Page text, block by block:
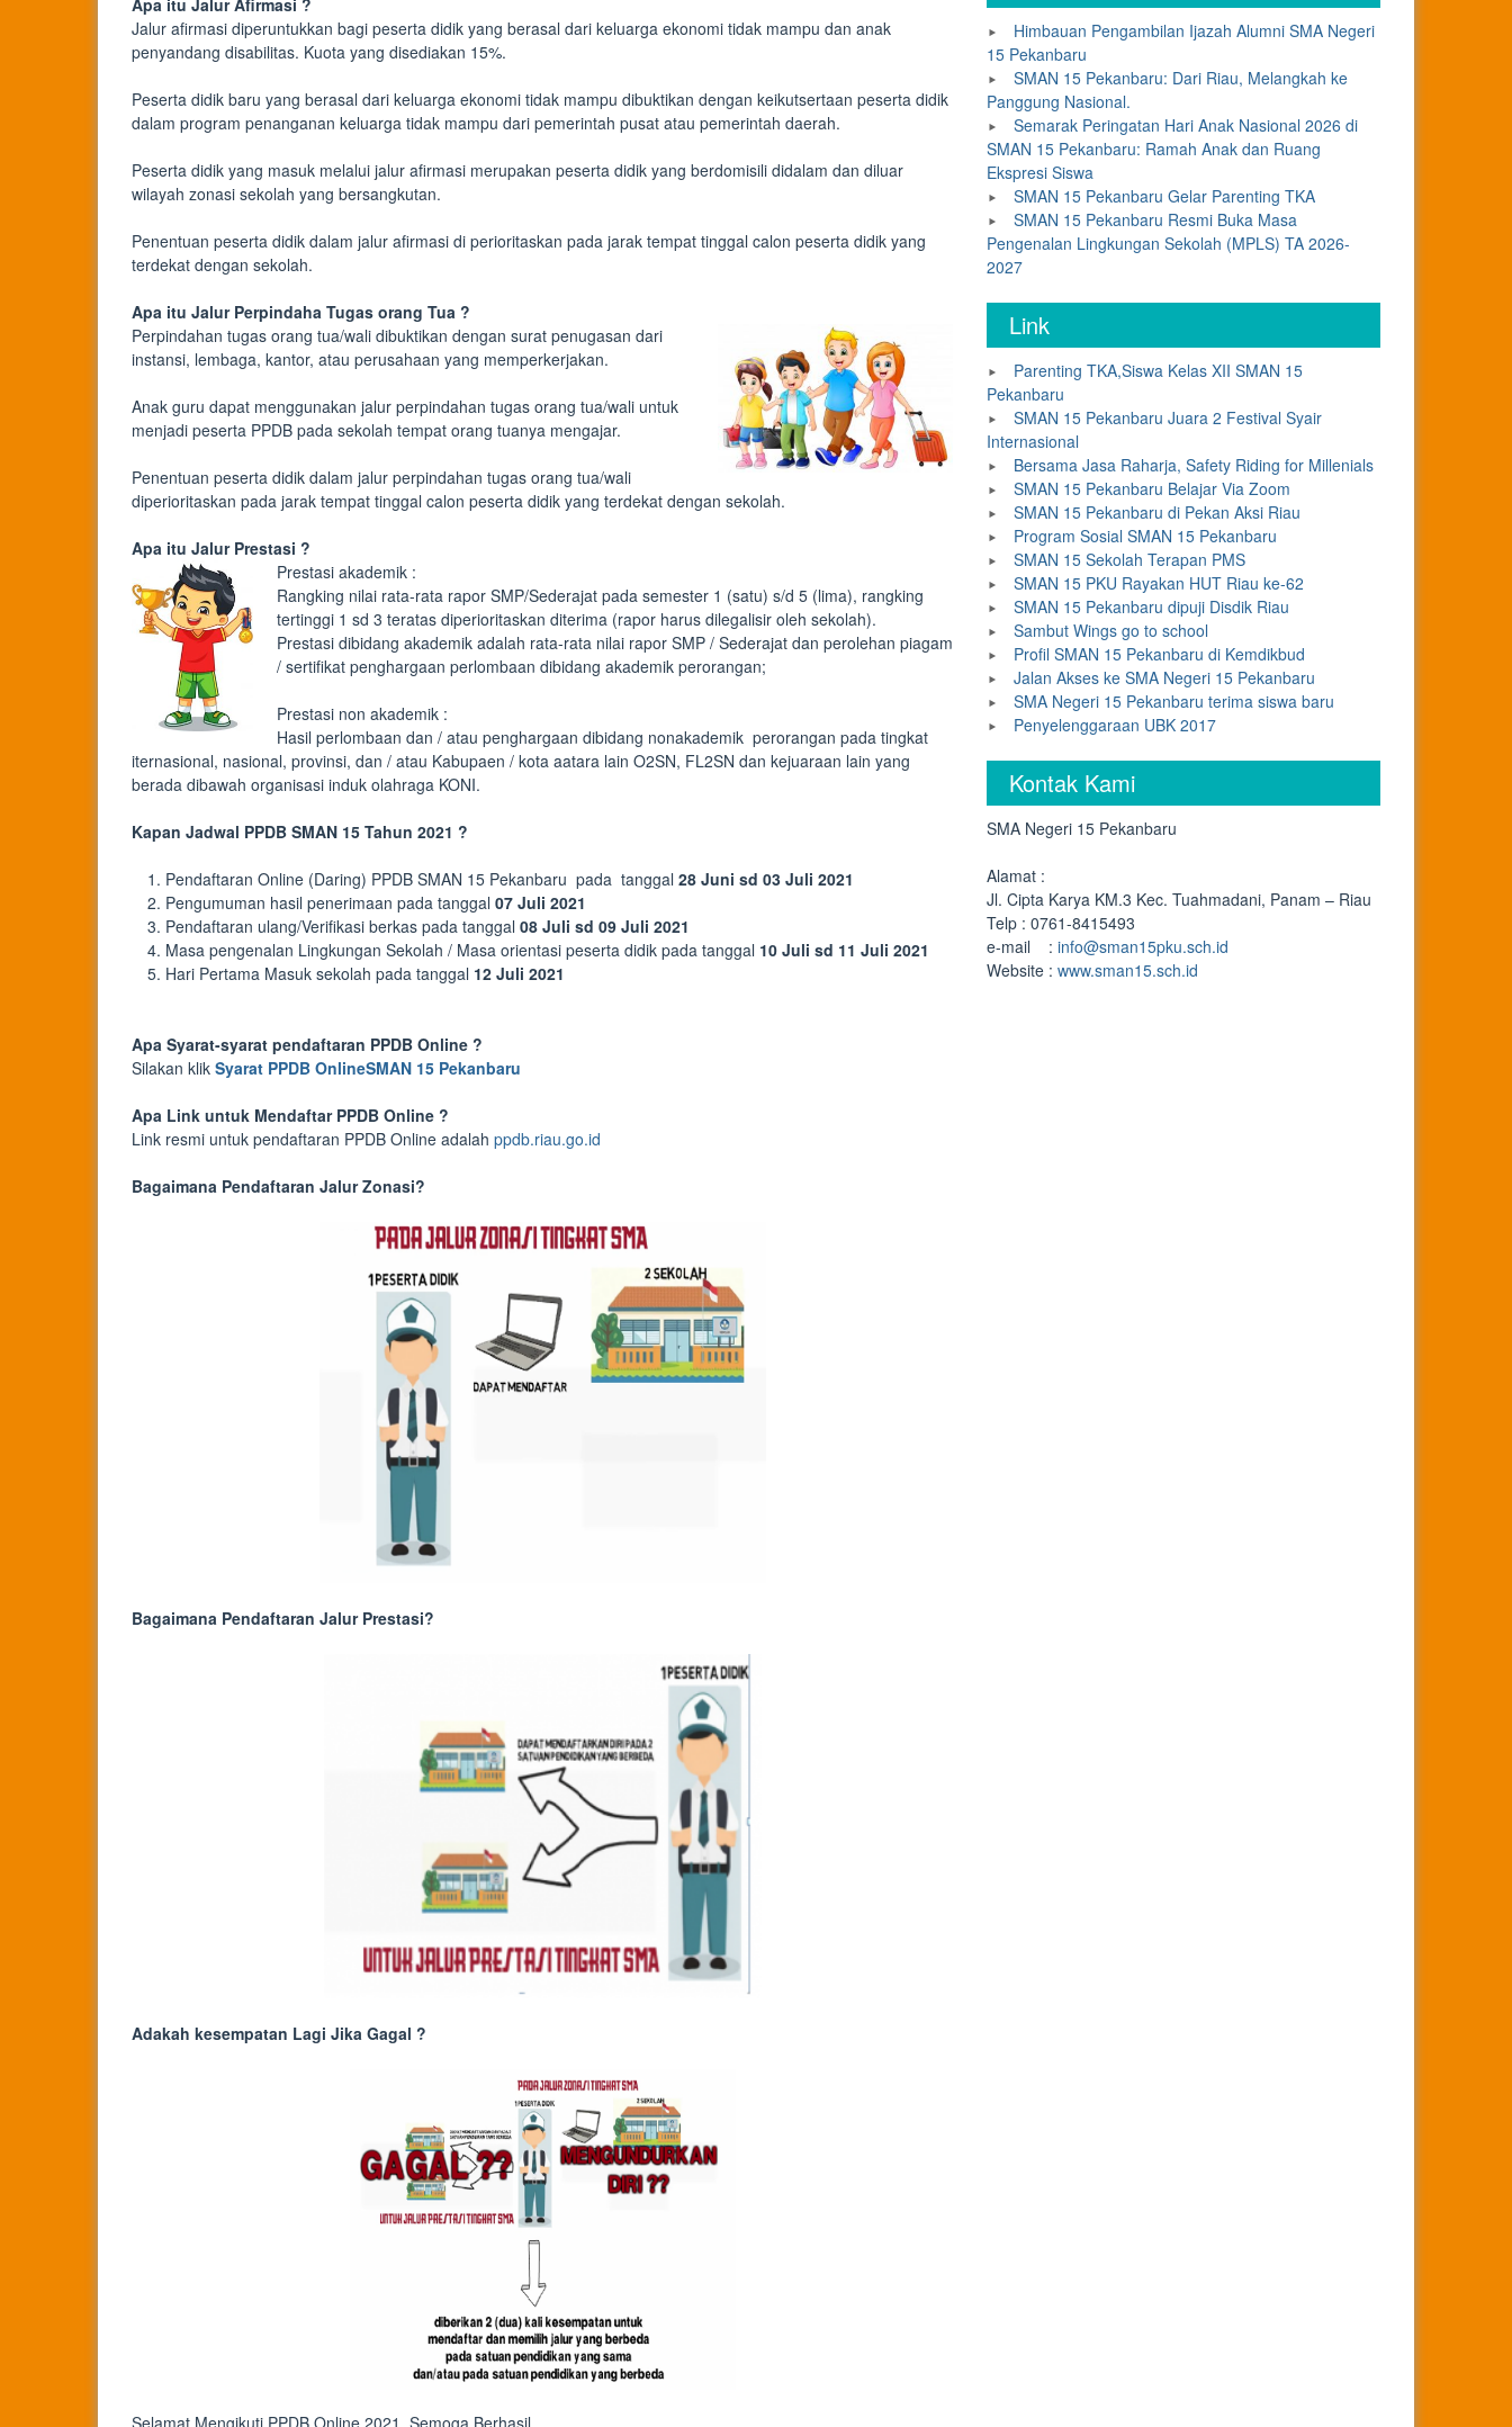
Apa itu Jalur Afirmasi ?
Jalur afirmasi diperuntukkan bagi peserta didik yang berasal dari keluarga ekonomi tidak mampu dan anak
penyandang disabilitas. Kuota yang disediakan 15%.
Peserta didik baru yang berasal dari keluarga ekonomi tidak mampu dibuktikan dengan keikutsertaan peserta didik
dalam program penanganan keluarga tidak mampu dari pemerintah pusat atau pemerintah daerah.
Peserta didik yang masuk melalui jalur afirmasi merupakan peserta didik yang berdomisili didalam dan diluar
wilayah zonasi sekolah yang bersangkutan.
Penentuan peserta didik dalam jalur afirmasi di perioritaskan pada jarak tempat tinggal calon peserta didik yang
terdekat dengan sekolah.
Apa itu Jalur Perpindaha Tugas orang Tua ?
Perpindahan tugas orang tua/wali dibuktikan dengan surat penugasan dari
instansi, lembaga, kantor, atau perusahaan yang memperkerjakan.
Anak guru dapat menggunakan jalur perpindahan tugas orang tua/wali untuk
menjadi peserta PPDB pada sekolah tempat orang tuanya mengajar.
Penentuan peserta didik dalam jalur perpindahan tugas orang tua/wali
diperioritaskan pada jarak tempat tinggal calon peserta didik yang terdekat dengan sekolah.
Apa itu Jalur Prestasi ?
Prestasi akademik :
Rangking nilai rata-rata rapor SMP/Sederajat pada semester 1 (satu) s/d 5 (lima), rangking
tertinggi 1 sd 3 teratas diperioritaskan diterima (rapor harus dilegalisir oleh sekolah).
Prestasi dibidang akademik adalah rata-rata nilai rapor SMP / Sederajat dan perolehan piagam
/ sertifikat penghargaan perlombaan dibidang akademik perorangan;
Prestasi non akademik :
Hasil perlombaan dan / atau penghargaan dibidang nonakademik perorangan pada tingkat
iternasional, nasional, provinsi, dan / atau Kabupaen / kota aatara lain O2SN, FL2SN dan kejuaraan lain yang
berada dibawah organisasi induk olahraga KONI.
Kapan Jadwal PPDB SMAN 15 Tahun 2021 ?
Pendaftaran Online (Daring) PPDB SMAN 15 Pekanbaru pada tanggal 28 Juni sd 03 Juli 2021
Pengumuman hasil penerimaan pada tanggal 07 Juli 2021
Pendaftaran ulang/Verifikasi berkas pada tanggal 08 Juli sd 09 Juli 2021
Masa pengenalan Lingkungan Sekolah / Masa orientasi peserta didik pada tanggal 10 Juli sd 11 Juli 2021
Hari Pertama Masuk sekolah pada tanggal 12 Juli 2021
Apa Syarat-syarat pendaftaran PPDB Online ?
Silakan klik Syarat PPDB OnlineSMAN 15 Pekanbaru
Apa Link untuk Mendaftar PPDB Online ?
Link resmi untuk pendaftaran PPDB Online adalah ppdb.riau.go.id
Bagaimana Pendaftaran Jalur Zonasi?
Bagaimana Pendaftaran Jalur Prestasi?
Adakah kesempatan Lagi Jika Gagal ?
Selamat Mengikuti PPDB Online 2021, Semoga Berhasil.
Himbauan Pengambilan Ijazah Alumni SMA Negeri
15 Pekanbaru
SMAN 15 Pekanbaru: Dari Riau, Melangkah ke
Panggung Nasional.
Semarak Peringatan Hari Anak Nasional 2026 di
SMAN 15 Pekanbaru: Ramah Anak dan Ruang
Ekspresi Siswa
SMAN 15 Pekanbaru Gelar Parenting TKA
SMAN 15 Pekanbaru Resmi Buka Masa
Pengenalan Lingkungan Sekolah (MPLS) TA 2026-
2027
Link
Parenting TKA,Siswa Kelas XII SMAN 15
Pekanbaru
SMAN 15 Pekanbaru Juara 2 Festival Syair
Internasional
Bersama Jasa Raharja, Safety Riding for Millenials
SMAN 15 Pekanbaru Belajar Via Zoom
SMAN 15 Pekanbaru di Pekan Aksi Riau
Program Sosial SMAN 15 Pekanbaru
SMAN 15 Sekolah Terapan PMS
SMAN 15 PKU Rayakan HUT Riau ke-62
SMAN 15 Pekanbaru dipuji Disdik Riau
Sambut Wings go to school
Profil SMAN 15 Pekanbaru di Kemdikbud
Jalan Akses ke SMA Negeri 15 Pekanbaru
SMA Negeri 15 Pekanbaru terima siswa baru
Penyelenggaraan UBK 2017
Kontak Kami
SMA Negeri 15 Pekanbaru
Alamat :
Jl. Cipta Karya KM.3 Kec. Tuahmadani, Panam – Riau
Telp : 0761-8415493
e-mail : info@sman15pku.sch.id
Website : www.sman15.sch.id